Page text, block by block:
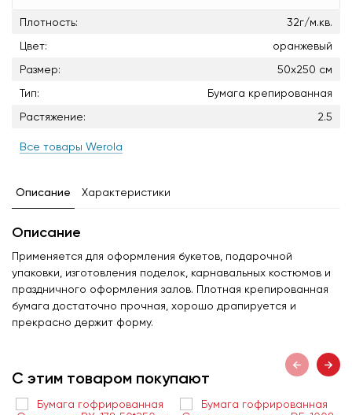
Плотность:
32г/м.кв.
Цвет:
оранжевый
Размер:
50х250 см
Тип:
Бумага крепированная
Растяжение:
2.5
Все товары Werola
Описание Характеристики
Описание
Применяется для оформления букетов, подарочной
упаковки, изготовления поделок, карнавальных костюмов и
праздничного оформления залов. Плотная крепированная
бумага достаточно прочная, хорошо драпируется и
прекрасно держит форму.
С этим товаром покупают